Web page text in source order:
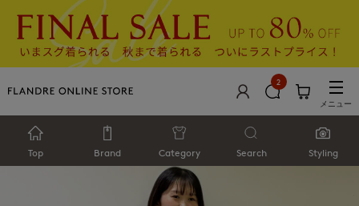
2
メニュー
Top Brand Category Search Styling